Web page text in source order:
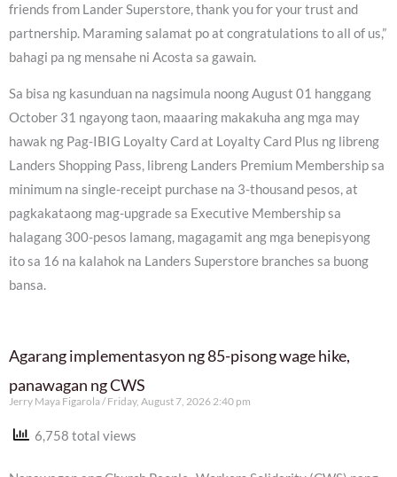
friends from Lander Superstore, thank you for your trust and
partnership. Maraming salamat po at congratulations to all of us,”
bahagi pa ng mensahe ni Acosta sa gawain.
Sa bisa ng kasunduan na nagsimula noong August 01 hanggang
October 31 ngayong taon, maaaring makakuha ang mga may
hawak ng Pag-IBIG Loyalty Card at Loyalty Card Plus ng libreng
Landers Shopping Pass, libreng Landers Premium Membership sa
minimum na single-receipt purchase na 3-thousand pesos, at
pagkakataong mag-upgrade sa Executive Membership sa
halagang 300-pesos lamang, magagamit ang mga benepisyong
ito sa 16 na kalahok na Landers Superstore branches sa buong
bansa.
Agarang implementasyon ng 85-pisong wage hike,
panawagan ng CWS
Jerry Maya Figarola Friday, August 7, 2026 2:40 pm
6,758 total views